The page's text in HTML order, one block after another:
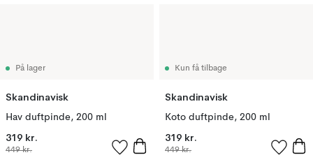
På lager
Skandinavisk
Hav duftpinde, 200 ml
319 kr.
449 kr.
Kun få tilbage
Skandinavisk
Koto duftpinde, 200 ml
319 kr.
449 kr.